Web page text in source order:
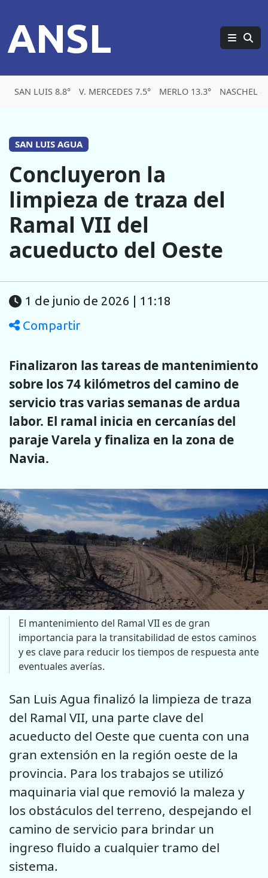
ANSL
SAN LUIS 8.8° V. MERCEDES 7.5° MERLO 13.3° NASCHEL
SAN LUIS AGUA
Concluyeron la
limpieza de traza del
Ramal VII del
acueducto del Oeste
1 de junio de 2026 | 11:18
Compartir
Finalizaron las tareas de mantenimiento
sobre los 74 kilómetros del camino de
servicio tras varias semanas de ardua
labor. El ramal inicia en cercanías del
paraje Varela y finaliza en la zona de
Navia.
El mantenimiento del Ramal VII es de gran
importancia para la transitabilidad de estos caminos
y es clave para reducir los tiempos de respuesta ante
eventuales averías.
San Luis Agua finalizó la limpieza de traza
del Ramal VII, una parte clave del
acueducto del Oeste que cuenta con una
gran extensión en la región oeste de la
provincia. Para los trabajos se utilizó
maquinaria vial que removió la maleza y
los obstáculos del terreno, despejando el
camino de servicio para brindar un
ingreso fluido a cualquier tramo del
sistema.